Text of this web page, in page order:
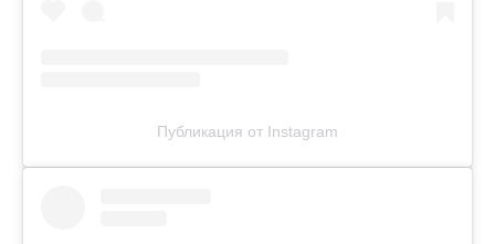
Публикация от Instagram